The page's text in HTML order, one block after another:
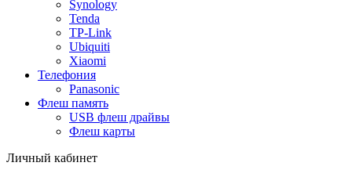
Synology
Tenda
TP-Link
Ubiquiti
Xiaomi
Телефония
Panasonic
Флеш память
USB флеш драйвы
Флеш карты
Личный кабинет